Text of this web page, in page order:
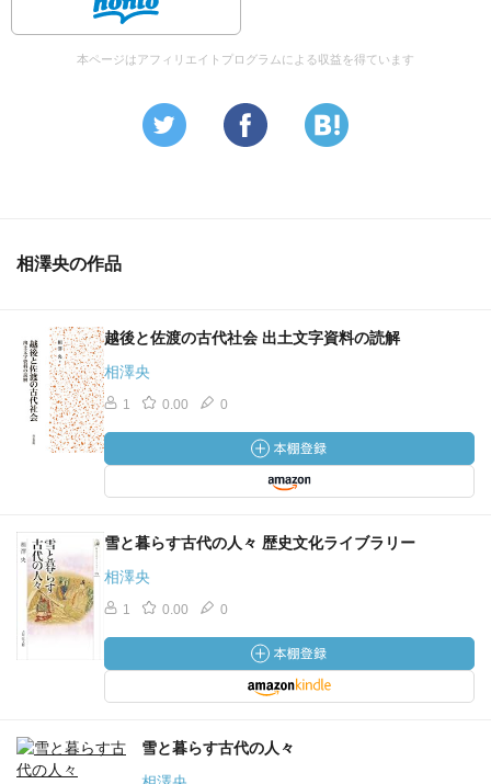
本ページはアフィリエイトプログラムによる収益を得ています
相澤央の作品
越後と佐渡の古代社会 出土文字資料の読解
相澤央
1 0.00 0
雪と暮らす古代の人々 歴史文化ライブラリー
相澤央
1 0.00 0
雪と暮らす古代の人々